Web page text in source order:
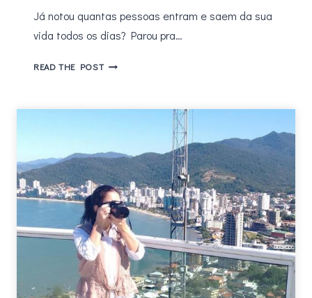
Já notou quantas pessoas entram e saem da sua
vida todos os dias? Parou pra…
READ THE POSTFILMES
NA
WAITING
FOR
FOREVER
(2011)